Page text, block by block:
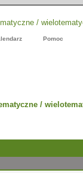
Pomoc
/